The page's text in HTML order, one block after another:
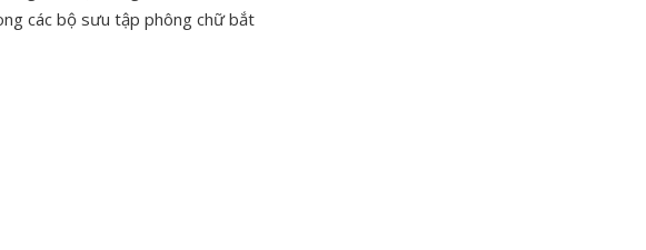
các bộ sưu tập phông chữ bắt